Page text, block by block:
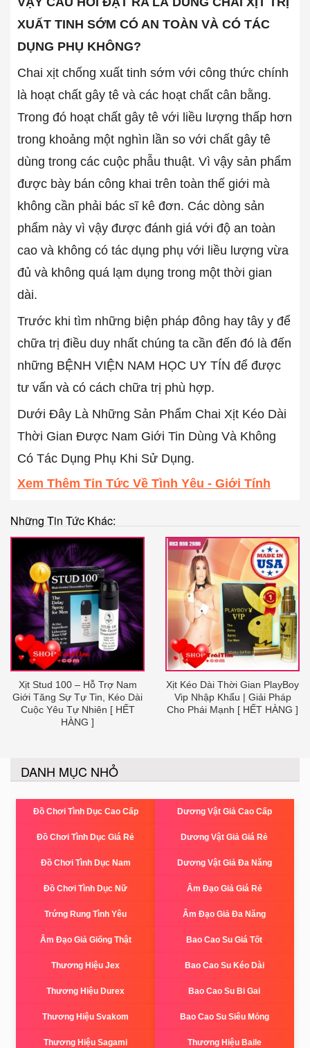
XUẤT TINH SỚM CÓ AN TOÀN VÀ CÓ TÁC
DỤNG PHỤ KHÔNG?
Chai xịt chống xuất tinh sớm với công thức chính
là hoạt chất gây tê và các hoạt chất cân bằng.
Trong đó hoạt chất gây tê với liều lượng thấp hơn
trong khoảng một nghìn lần so với chất gây tê
dùng trong các cuộc phẫu thuật. Vì vậy sản phẩm
được bày bán công khai trên toàn thế giới mà
không cần phải bác sĩ kê đơn. Các dòng sản
phẩm này vì vậy được đánh giá với độ an toàn
cao và không có tác dụng phụ với liều lượng vừa
đủ và không quá lạm dụng trong một thời gian
dài.
Trước khi tìm những biện pháp đông hay tây y để
chữa trị điều duy nhất chúng ta cần đến đó là đến
những BỆNH VIỆN NAM HỌC UY TÍN để được
tư vấn và có cách chữa trị phù hợp.
Dưới Đây Là Những Sản Phẩm Chai Xịt Kéo Dài
Thời Gian Được Nam Giới Tin Dùng Và Không
Có Tác Dụng Phụ Khi Sử Dụng.
Xem Thêm Tin Tức Về Tình Yêu - Giới Tính
Những Tin Tức Khác:
Xịt Stud 100 – Hỗ Trợ Nam
Giới Tăng Sự Tự Tin, Kéo Dài
Cuộc Yêu Tự Nhiên [ HẾT
HÀNG ]
Xịt Kéo Dài Thời Gian PlayBoy
Vip Nhập Khẩu | Giải Pháp
Cho Phái Mạnh [ HẾT HÀNG ]
DANH MỤC NHỎ
Đồ Chơi Tình Dục Cao Cấp Dương Vật Giả Cao Cấp
Đồ Chơi Tình Dục Giá Rẻ Dương Vật Giả Giá Rẻ
Đồ Chơi Tình Dục Nam Dương Vật Giả Đa Năng
Đồ Chơi Tình Dục Nữ Âm Đạo Giả Giá Rẻ
Trứng Rung Tình Yêu Âm Đạo Giả Đa Năng
Âm Đạo Giả Giống Thật Bao Cao Su Giá Tốt
Thương Hiệu Jex Bao Cao Su Kéo Dài
Thương Hiệu Durex Bao Cao Su Bi Gai
Thương Hiệu Svakom Bao Cao Su Siêu Mỏng
Thương Hiệu Sagami Thương Hiệu Baile